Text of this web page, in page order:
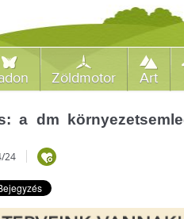
Zöldmotor Art
a dm
24